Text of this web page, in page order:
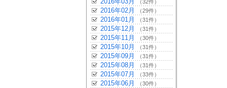
（32件）
2016年02月 （29件）
2016年01月 （31件）
2015年12月 （31件）
2015年11月 （30件）
2015年10月 （31件）
2015年09月 （31件）
2015年08月 （31件）
2015年07月 （33件）
2015年06月 （30件）